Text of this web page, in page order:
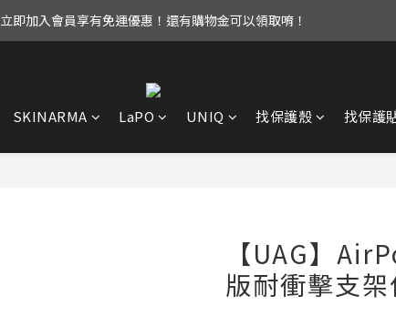
UAG iPhone17 全系列 88折優惠中！
立即加入會員享有免運優惠！還有購物金可以領取唷！
SKINARMA LaPO UNIQ 找保護殼 找保護
【UAG】
版耐衝擊支